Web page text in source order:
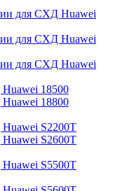
для СХД Huawei
для СХД Huawei
для СХД Huawei
18500
18800
S2200T
S2600T
S5500T